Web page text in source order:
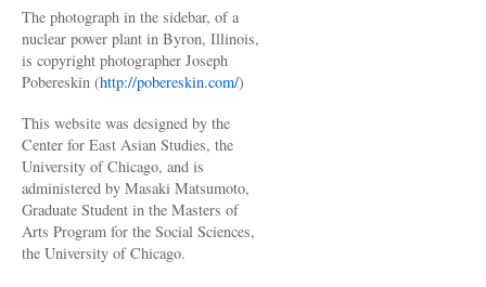
The photograph in the sidebar, of a
nuclear power plant in Byron, Illinois,
is copyright photographer Joseph
Pobereskin (http://pobereskin.com/)
This website was designed by the
Center for East Asian Studies, the
University of Chicago, and is
administered by Masaki Matsumoto,
Graduate Student in the Masters of
Arts Program for the Social Sciences,
the University of Chicago.